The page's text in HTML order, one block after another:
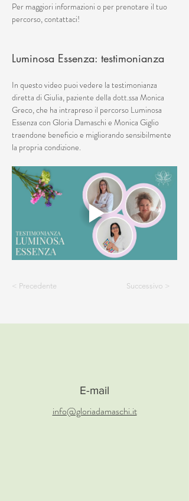
Per maggiori informazioni o per prenotare il tuo
percorso, contattaci!
Luminosa Essenza: testimonianza
In questo video puoi vedere la testimonianza
diretta di Giulia, paziente della dott.ssa Monica
Greco, che ha intrapreso il percorso Luminosa
Essenza con Gloria Damaschi e Monica Giglio
traendone beneficio e migliorando sensibilmente
la propria condizione.
< Precedente Successivo >
E-mail
info@gloriadamaschi.it